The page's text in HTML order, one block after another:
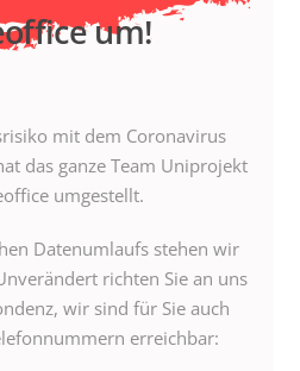
um!
mit dem Coronavirus
das ganze Team Uniprojekt
umgestellt.
Datenumlaufs stehen wir
richten Sie an uns
wir sind für Sie auch
erreichbar: